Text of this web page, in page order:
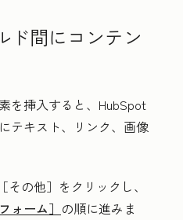
ド間にコンテン
を挿入すると、HubSpot
テキスト、リンク、画像
［その他］をクリックし、
フォーム］ の順に進みま